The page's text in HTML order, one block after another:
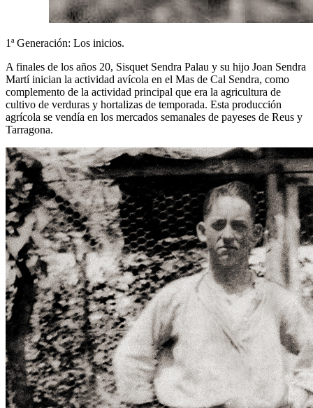
1ª Generación: Los inicios.
A finales de los años 20, Sisquet Sendra Palau y su hijo Joan Sendra
Martí inician la actividad avícola en el Mas de Cal Sendra, como
complemento de la actividad principal que era la agricultura de
cultivo de verduras y hortalizas de temporada. Esta producción
agrícola se vendía en los mercados semanales de payeses de Reus y
Tarragona.